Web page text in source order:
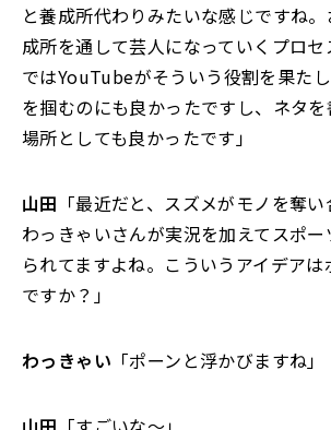
と養成所代わりみたいな感じですね
成所を通して芸人になっていくプロ
ではYouTubeがそういう役割を果た
を掴むのにも良かったですし、ネタ
場所としても良かったです」
山田 「最近だと、スズメがモノを奪
わっきゃいさんが実況を加えてスポ
られてますよね。こういうアイデア
ですか？」
わっきゃい 「ポーンと浮かびますね」